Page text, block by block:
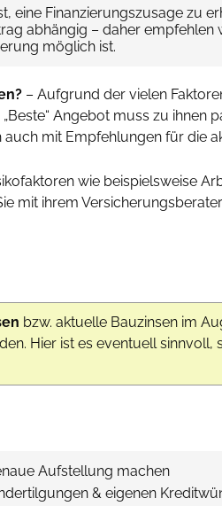
eine Finanzierungszusage zu
abhängig – daher empfehlen
möglich ist.
– Aufgrund der vielen
Angebot muss zu
auch mit Empfehlungen für die
wie beispielsweise
mit ihrem
bzw. aktuelle Bauzinsen im
Hier ist es eventuell
Aufstellung machen
& eigenen